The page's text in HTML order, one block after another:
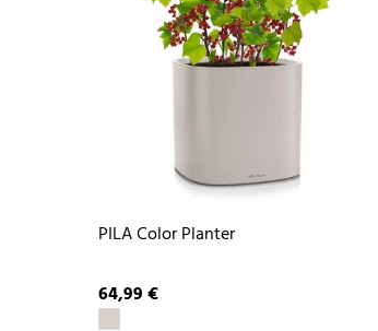
PILA Color Planter
64,99 €